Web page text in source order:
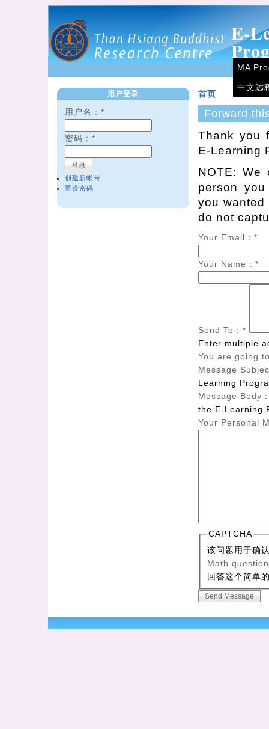
E-
MA
中文远
用户登录
用户名：*
密码：*
创建新帐号
重设密码
首页
Forward
Thank you
E-Learning
NOTE: We
person
you
do not
Your Email：*
Your Name：*
Send To：*
Enter multiple
You are going
Message
Learning
Message Body
the E-Learning
Your Personal
CAPTCHA
该问题用于确
Math
回答这个简单